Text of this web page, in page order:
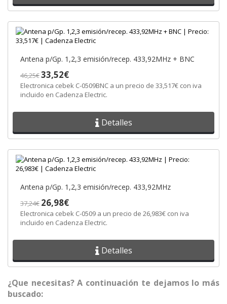
Antena p/Gp. 1,2,3 emisión/recep. 433,92MHz + BNC
46,25€33,52€
Electronica cebek C-0509BNC a un precio de 33,517€ con iva
incluido en Cadenza Electric.
Detalles
Antena p/Gp. 1,2,3 emisión/recep. 433,92MHz
37,24€ 26,98€
Electronica cebek C-0509 a un precio de 26,983€ con iva
incluido en Cadenza Electric.
Detalles
¿Que necesitas? A continuación te dejamos lo más
buscado: